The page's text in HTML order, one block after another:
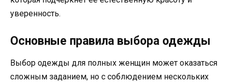
уверенность.
Основные правила выбора одежды
Выбор одежды для полных женщин может оказаться
сложным заданием, но с соблюдением нескольких